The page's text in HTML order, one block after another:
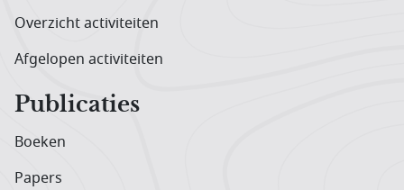
Overzicht activiteiten
Afgelopen activiteiten
Publicaties
Boeken
Papers